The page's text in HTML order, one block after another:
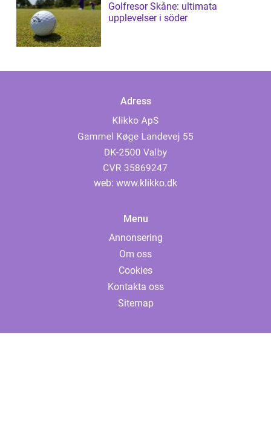
Golfresor Skåne: ultimata
upplevelser i söder
Adress
web: www.klikko.dk
Menu
Annonsering
Om oss
Cookies
Kontakta oss
Sitemap